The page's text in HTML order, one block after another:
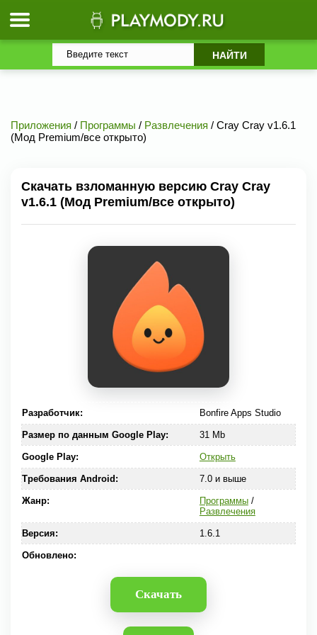
Приложения / Программы / Развлечения / Cray Cray v1.6.1
(Мод Premium/все открыто)
Скачать взломанную версию Cray Cray
v1.6.1 (Мод Premium/все открыто)
Разработчик: Bonfire Apps Studio
Размер по данным Google Play: 31 Mb
Google Play: Открыть
Требования Android: 7.0 и выше
Жанр: Программы/
Развлечения
Версия: 1.6.1
Обновлено:
Скачать